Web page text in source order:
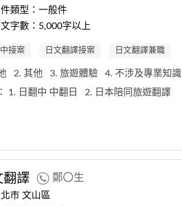
類型：一般件
字數：5,000字以上
接案 日文翻譯接案 日文翻譯兼職
2. 其他 3. 旅遊體驗 4. 不涉及專業知識
1. 日翻中 中翻日 2. 日本陪同旅遊翻譯
翻譯 鄭〇生
市 文山區